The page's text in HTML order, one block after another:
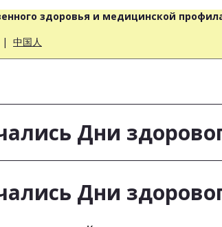
здоровья и медицинской
| 中国人
Дни
Дни